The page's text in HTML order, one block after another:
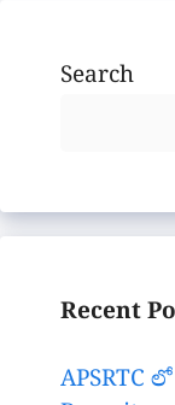
Search
Recent
APSRTC